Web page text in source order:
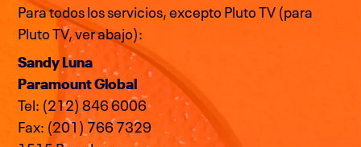
Para todos los servicios, excepto Pluto TV (para
Pluto TV, ver abajo):
Sandy Luna
Paramount Global
Tel: (212) 846 6006
Fax: (201) 766 7329